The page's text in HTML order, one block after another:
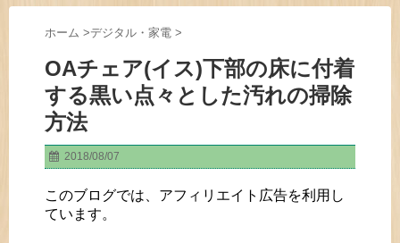
ホーム >デジタル・家電 >
OAチェア(イス)下部の床に付着
する黒い点々とした汚れの掃除
方法
2018/08/07
このブログでは、アフィリエイト広告を利用し
ています。